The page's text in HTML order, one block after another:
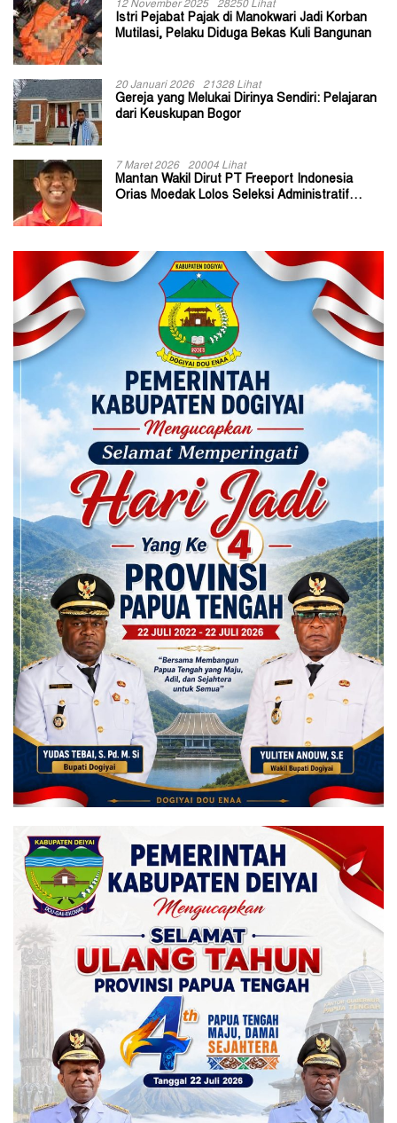
12 November 2025 28250 Lihat
Istri Pejabat Pajak di Manokwari Jadi Korban
Mutilasi, Pelaku Diduga Bekas Kuli Bangunan
20 Januari 2026 21328 Lihat
Gereja yang Melukai Dirinya Sendiri: Pelajaran
dari Keuskupan Bogor
7 Maret 2026 20004 Lihat
Mantan Wakil Dirut PT Freeport Indonesia
Orias Moedak Lolos Seleksi Administratif